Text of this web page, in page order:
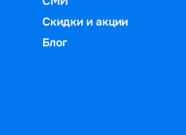
Скидки и акции
Блог